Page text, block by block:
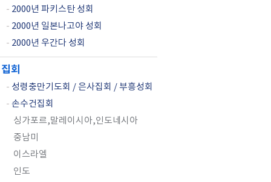
- 2000년 파키스탄 성회
- 2000년 일본나고야 성회
- 2000년 우간다 성회
집회
- 성령충만기도회 / 은사집회 / 부흥성회
- 손수건집회
싱가포르,말레이시아,인도네시아
중남미
이스라엘
인도